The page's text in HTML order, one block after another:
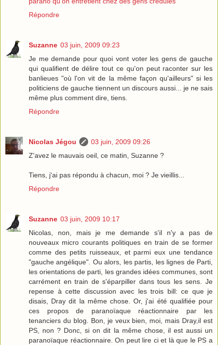
Répondre
Suzanne 03 juin, 2009 09:23
Je me demande pour quoi vont voter les gens de gauche
qui qualifient de délire tout ce qu'on peut raconter sur les
banlieues "où l'on vit de la même façon qu'ailleurs" si les
politiciens de gauche tiennent un discours aussi... je ne sais
même plus comment dire, tiens.
Répondre
Nicolas Jégou
03 juin, 2009 09:26
Z'avez le mauvais oeil, ce matin, Suzanne ?
Tiens, j'ai pas répondu à chacun, moi ? Je vieillis...
Répondre
Suzanne 03 juin, 2009 10:17
Nicolas, non, mais je me demande s'il n'y a pas de
nouveaux micro courants politiques en train de se former
comme des petits ruisseaux, et parmi eux une tendance
"gauche angélique". Ou alors, les partis, les lignes de Parti,
les orientations de parti, les grandes idées communes, sont
carrément en train de s'éparpiller dans tous les sens. Je
repense à cette discussion avec les trois bill: ce que je
disais, Dray dit la même chose. Or, j'ai été qualifiée pour
ces propos de paranoïaque réactionnaire par les
tenanciers du blog. Bon, je veux bien, moi, mais Dray,il est
PS, non ? Donc, si on dit la même chose, il est aussi un
paranoïaque réactionnaire. On peut lire ci et là que le PS a